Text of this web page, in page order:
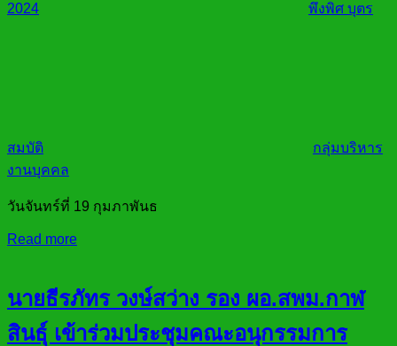
2024 พึงพิศ บุตร
สมบัติ
กลุ่มบริหาร
งานบุคคล
วันจันทร์ที่ 19 กุมภาพันธ
Read more
นายธีรภัทร วงษ์สว่าง รอง ผอ.สพม.กาฬ
สินธ์ุ เข้าร่วมประชุมคณะอนุกรรมการ